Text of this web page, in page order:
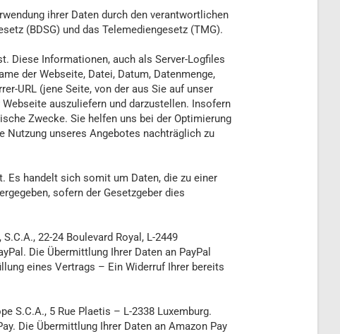
ihrer Daten durch den verantwortlichen
(BDSG) und das Telemediengesetz (TMG).
Diese Informationen, auch als Server-Logfiles
der Webseite, Datei, Datum, Datenmenge,
URL (jene Seite, von der aus Sie auf unser
auszuliefern und darzustellen. Insofern
Zwecke. Sie helfen uns bei der Optimierung
Nutzung unseres Angebotes nachträglich zu
Es handelt sich somit um Daten, die zu einer
sofern der Gesetzgeber dies
22-24 Boulevard Royal, L-2449
Die Übermittlung Ihrer Daten an PayPal
eines Vertrags – Ein Widerruf Ihrer bereits
S.C.A., 5 Rue Plaetis – L-2338 Luxemburg.
Die Übermittlung Ihrer Daten an Amazon Pay